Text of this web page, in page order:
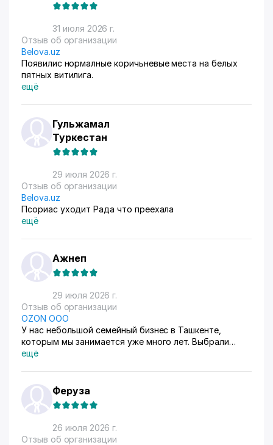
31 июля 2026 г.
Отзыв об организации
Belova.uz
Появилис нормалные коричьневые места на белых
пятных витилига.
ещё
Гульжамал
Туркестан
29 июля 2026 г.
Отзыв об организации
Belova.uz
Псориас уходит Рада что преехала
ещё
Ажнеп
29 июля 2026 г.
Отзыв об организации
OZON ООО
У нас небольшой семейный бизнес в Ташкенте,
которым мы занимается уже много лет. Выбрали
схему ФБС, для нашего Узбекистана это пока
приема. Покупатели из рахных стран берут, из
России особенно много, узбекский хлопок там
любят) За продажами следим через приложение, оно
очень помогает все контролировать, да и удобное
само по себе
ещё
Феруза
26 июля 2026 г.
Отзыв об организации